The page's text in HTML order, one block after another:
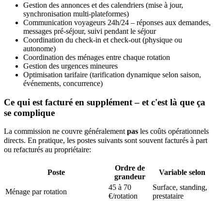
Gestion des annonces et des calendriers (mise à jour,
synchronisation multi-plateformes)
Communication voyageurs 24h/24 – réponses aux demandes,
messages pré-séjour, suivi pendant le séjour
Coordination du check-in et check-out (physique ou
autonome)
Coordination des ménages entre chaque rotation
Gestion des urgences mineures
Optimisation tarifaire (tarification dynamique selon saison,
événements, concurrence)
Ce qui est facturé en supplément – et c'est là que ça
se complique
La commission ne couvre généralementpas les coûts opérationnels
directs. En pratique, les postes suivants sont souvent facturés à part
ou refacturés au propriétaire:
Poste
Ordre de
grandeur
Variable selon
Ménage par rotation
45 à 70
€/rotation
Surface, standing,
prestataire